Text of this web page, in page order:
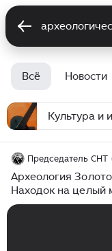
Всё Новости
Культура и
Председатель СНТ
Археология
Находок на целый